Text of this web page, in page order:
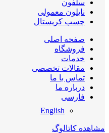
سلفون
نایلون معمولی
چسب کریستال
صفحه اصلی
فروشگاه
خدمات
مقالات تخصصی
تماس با ما
درباره ما
فارسی
English
مشاهده کاتالوگ